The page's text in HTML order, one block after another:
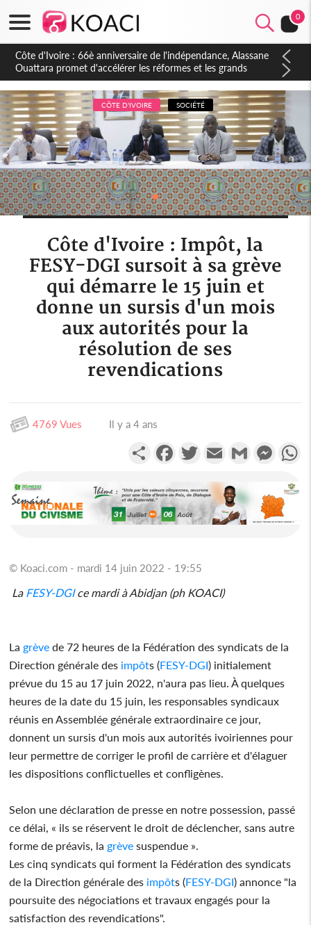
0
Côte d'Ivoire : À Abidjan, Amadou Oury Bah admire le modèle
ivoirien et veut s'en inspirer pour accélérer le développement
de la Guinée
CÔTE D'IVOIRE SOCIÉTÉ
Côte d'Ivoire : Impôt, la
FESY-DGI sursoit à sa grève
qui démarre le 15 juin et
donne un sursis d'un mois
aux autorités pour la
résolution de ses
revendications
4769 Vues Il y a 4 ans
PartagerFacebookTwitterEmail Gmail
© Koaci.com - mardi 14 juin 2022 - 19:55
La FESY-DGIce mardi à Abidjan (ph KOACI)
La grève de 72 heures de la Fédération des syndicats de la
Direction générale des impôts (FESY-DGI) initialement
prévue du 15 au 17 juin 2022, n'aura pas lieu. À quelques
heures de la date du 15 juin, les responsables syndicaux
réunis en Assemblée générale extraordinaire ce jour,
donnent un sursis d'un mois aux autorités ivoiriennes pour
leur permettre de corriger le profil de carrière et d'élaguer
les dispositions conflictuelles et confligènes.
Selon une déclaration de presse en notre possession, passé
ce délai, « ils se réservent le droit de déclencher, sans autre
forme de préavis, la grève suspendue ».
Les cinq syndicats qui forment la Fédération des syndicats
de la Direction générale des impôts (FESY-DGI) annonce "la
poursuite des négociations et travaux engagés pour la
satisfaction des revendications".